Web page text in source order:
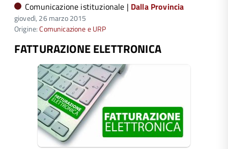
Comunicazione istituzionale | Dalla Provincia
giovedì, 26 marzo 2015
Origine:Comunicazione e URP
FATTURAZIONE ELETTRONICA